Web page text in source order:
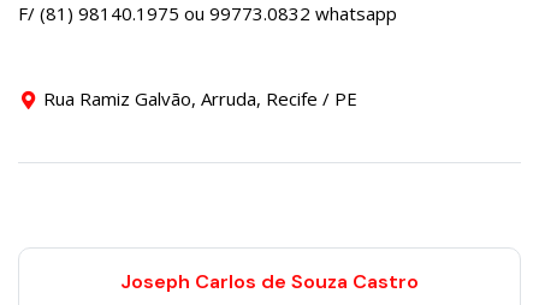
F/ (81) 98140.1975 ou 99773.0832 whatsapp
Rua Ramiz Galvão, Arruda, Recife / PE
Joseph Carlos de Souza Castro